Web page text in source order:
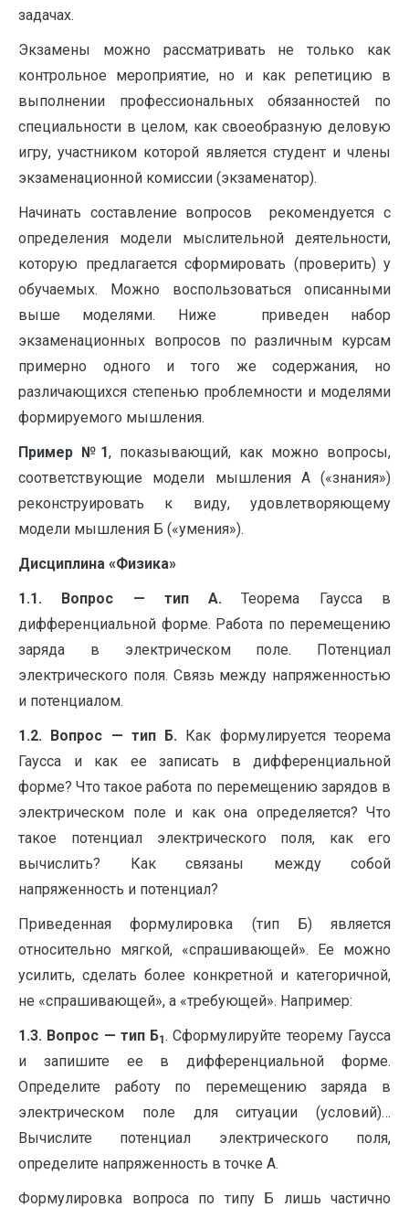
задачах.
Экзамены можно рассматривать не только как
контрольное мероприятие, но и как репетицию в
выполнении профессиональных обязанностей по
специальности в целом, как своеобразную деловую
игру, участником которой является студент и члены
экзаменационной комиссии (экзаменатор).
Начинать составление вопросов рекомендуется с
определения модели мыслительной деятельности,
которую предлагается сформировать (проверить) у
обучаемых. Можно воспользоваться описанными
выше моделями. Ниже приведен набор
экзаменационных вопросов по различным курсам
примерно одного и того же содержания, но
различающихся степенью проблемности и моделями
формируемого мышления.
Пример №1, показывающий, как можно вопросы,
соответствующие модели мышления А («знания»)
реконструировать к виду, удовлетворяющему
модели мышления Б («умения»).
Дисциплина «Физика»
1.1. Вопрос — тип А. Теорема Гаусса в
дифференциальной форме. Работа по перемещению
заряда в электрическом поле. Потенциал
электрического поля. Связь между напряженностью
и потенциалом.
1.2. Вопрос — тип Б. Как формулируется теорема
Гаусса и как ее записать в дифференциальной
форме? Что такое работа по перемещению зарядов в
электрическом поле и как она определяется? Что
такое потенциал электрического поля, как его
вычислить? Как связаны между собой
напряженность и потенциал?
Приведенная формулировка (тип Б) является
относительно мягкой, «спрашивающей». Ее можно
усилить, сделать более конкретной и категоричной,
не «спрашивающей», а «требующей». Например:
1.3. Вопрос — тип Б1. Сформулируйте теорему Гаусса
и запишите ее в дифференциальной форме.
Определите работу по перемещению заряда в
электрическом поле для ситуации (условий)…
Вычислите потенциал электрического поля,
определите напряженность в точке А.
Формулировка вопроса по типу Б лишь частично